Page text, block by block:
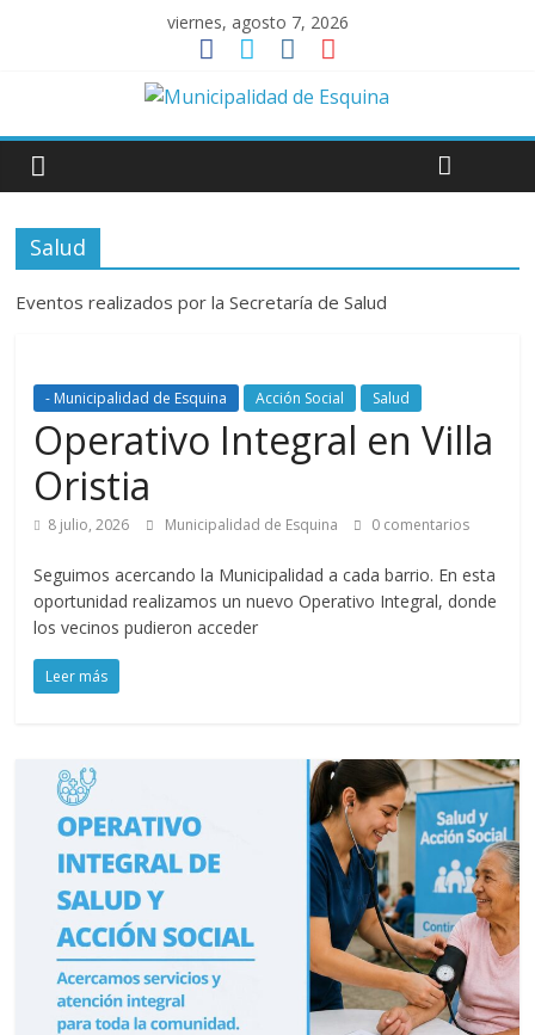
viernes, agosto 7, 2026
Salud
Eventos realizados por la Secretaría de Salud
- Municipalidad de Esquina Acción Social Salud
Operativo Integral en Villa
Oristia
8 julio, 2026 Municipalidad de Esquina 0 comentarios
Seguimos acercando la Municipalidad a cada barrio. En esta
oportunidad realizamos un nuevo Operativo Integral, donde
los vecinos pudieron acceder
Leer más